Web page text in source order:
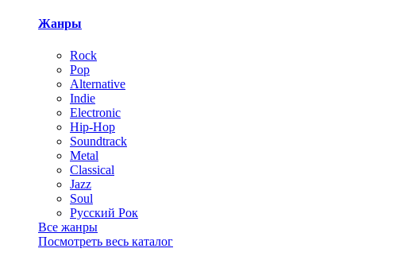
Жанры
Rock
Pop
Alternative
Indie
Electronic
Hip-Hop
Soundtrack
Metal
Classical
Jazz
Soul
Русский Рок
Все жанры
Посмотреть весь каталог